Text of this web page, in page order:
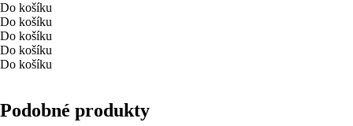
Do košíku
Do košíku
Do košíku
Do košíku
Do košíku
Podobné produkty